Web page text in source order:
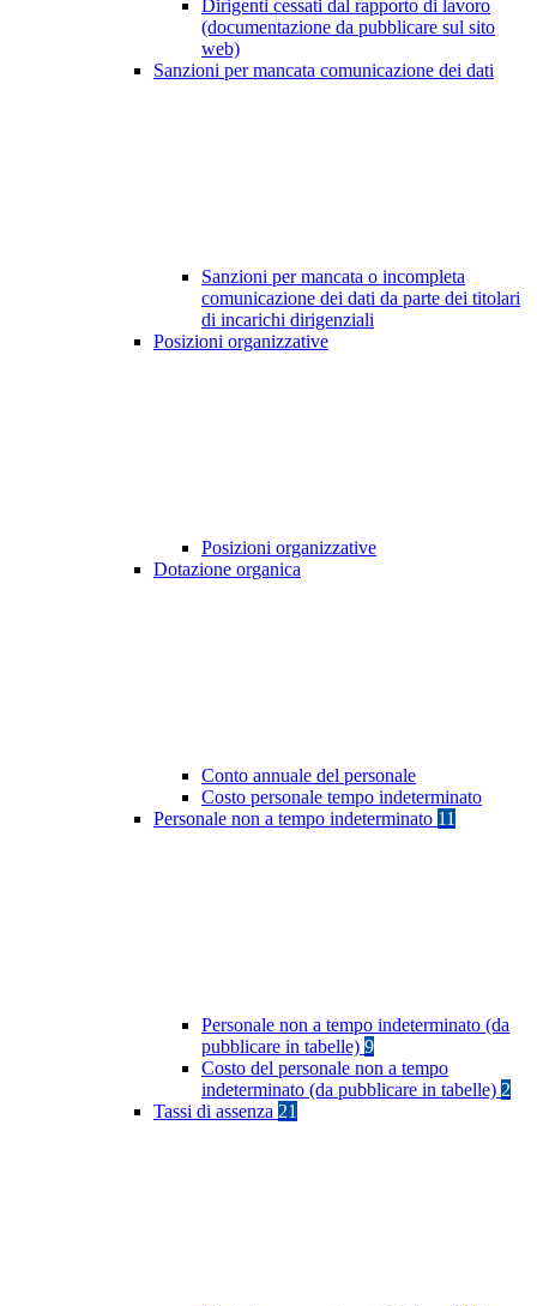
Dirigenti cessati dal rapporto di lavoro
(documentazione da pubblicare sul sito
web)
Sanzioni per mancata comunicazione dei dati
Sanzioni per mancata o incompleta
comunicazione dei dati da parte dei titolari
di incarichi dirigenziali
Posizioni organizzative
Posizioni organizzative
Dotazione organica
Conto annuale del personale
Costo personale tempo indeterminato
Personale non a tempo indeterminato 11
Personale non a tempo indeterminato (da
pubblicare in tabelle) 9
Costo del personale non a tempo
indeterminato (da pubblicare in tabelle) 2
Tassi di assenza 21